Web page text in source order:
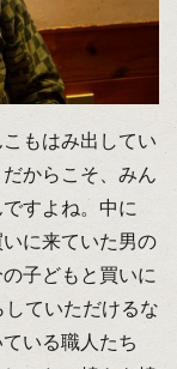
もはみ出してい
からこそ、みん
すよね。中に
に来ていた男の
子どもと買いに
ていただけるな
いる職人たち